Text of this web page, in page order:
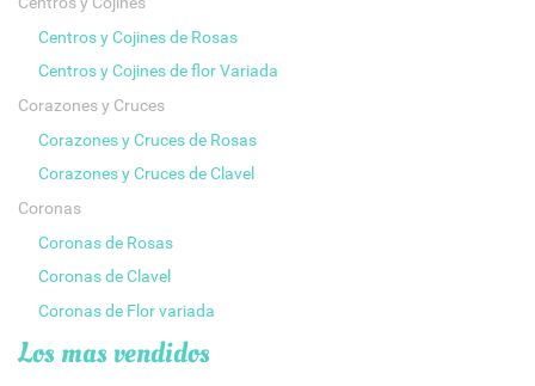
Centros y Cojines de Rosas
Centros y Cojines de flor Variada
Corazones y Cruces
Corazones y Cruces de Rosas
Corazones y Cruces de Clavel
Coronas
Coronas de Rosas
Coronas de Clavel
Coronas de Flor variada
Los mas vendidos